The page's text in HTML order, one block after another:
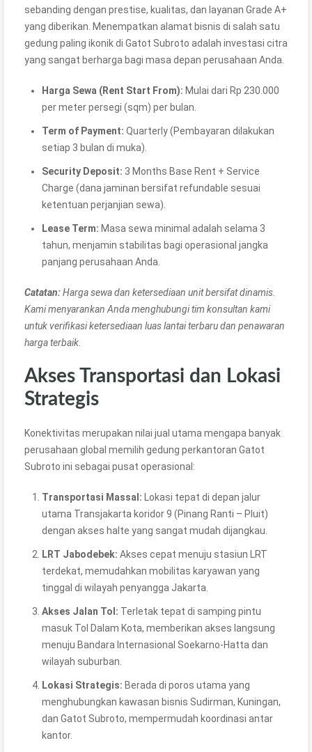
sebanding dengan prestise, kualitas, dan layanan Grade A+
yang diberikan. Menempatkan alamat bisnis di salah satu
gedung paling ikonik di Gatot Subroto adalah investasi citra
yang sangat berharga bagi masa depan perusahaan Anda.
Harga Sewa (Rent Start From): Mulai dari Rp 230.000
per meter persegi (sqm) per bulan.
Term of Payment: Quarterly (Pembayaran dilakukan
setiap 3 bulan di muka).
Security Deposit: 3 Months Base Rent + Service
Charge (dana jaminan bersifat refundable sesuai
ketentuan perjanjian sewa).
Lease Term: Masa sewa minimal adalah selama 3
tahun, menjamin stabilitas bagi operasional jangka
panjang perusahaan Anda.
Catatan:Harga sewa dan ketersediaan unit bersifat dinamis.
Kami menyarankan Anda menghubungi tim konsultan kami
untuk verifikasi ketersediaan luas lantai terbaru dan penawaran
harga terbaik.
Akses Transportasi dan Lokasi
Strategis
Konektivitas merupakan nilai jual utama mengapa banyak
perusahaan global memilih gedung perkantoran Gatot
Subroto ini sebagai pusat operasional:
Transportasi Massal: Lokasi tepat di depan jalur
utama Transjakarta koridor 9 (Pinang Ranti – Pluit)
dengan akses halte yang sangat mudah dijangkau.
LRT Jabodebek: Akses cepat menuju stasiun LRT
terdekat, memudahkan mobilitas karyawan yang
tinggal di wilayah penyangga Jakarta.
Akses Jalan Tol: Terletak tepat di samping pintu
masuk Tol Dalam Kota, memberikan akses langsung
menuju Bandara Internasional Soekarno-Hatta dan
wilayah suburban.
Lokasi Strategis: Berada di poros utama yang
menghubungkan kawasan bisnis Sudirman, Kuningan,
dan Gatot Subroto, mempermudah koordinasi antar
kantor.